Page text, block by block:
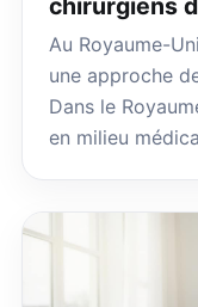
chirurgiens
Au Royaume-
une approche
Dans le
en milieu